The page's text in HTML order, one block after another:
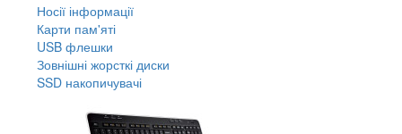
Носії інформації
Карти пам'яті
USB флешки
Зовнішні жорсткі диски
SSD накопичувачі